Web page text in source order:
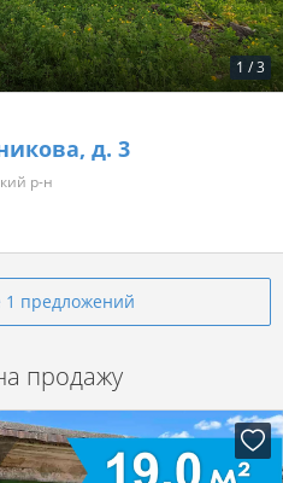
1 /3
д. 3
р-н
1 предложений
продажу